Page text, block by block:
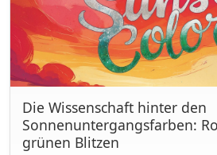
Die Wissenschaft hinter den
Sonnenuntergangsfarben:
grünen Blitzen